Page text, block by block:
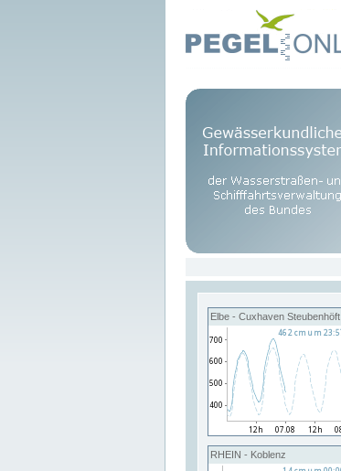
Elbe - Cuxhaven Steubenhöft
RHEIN - Koblenz